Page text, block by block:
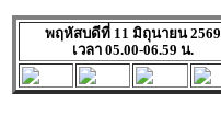
พฤหัสบดีที่ 11 มิถุนายน 2569
เวลา 05.00-06.59 น.